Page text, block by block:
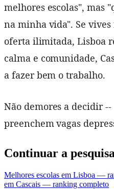
melhores escolas", mas
na minha vida". Se
oferta ilimitada, Lisboa
calma e comunidade,
a fazer bem o trabalho.
Não demores a decidir --
preenchem vagas
Continuar a pesquisa
Melhores escolas em Lisboa —
em Cascais — ranking completo